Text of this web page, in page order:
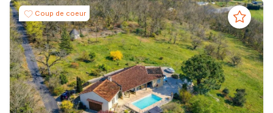
Coup de coeur